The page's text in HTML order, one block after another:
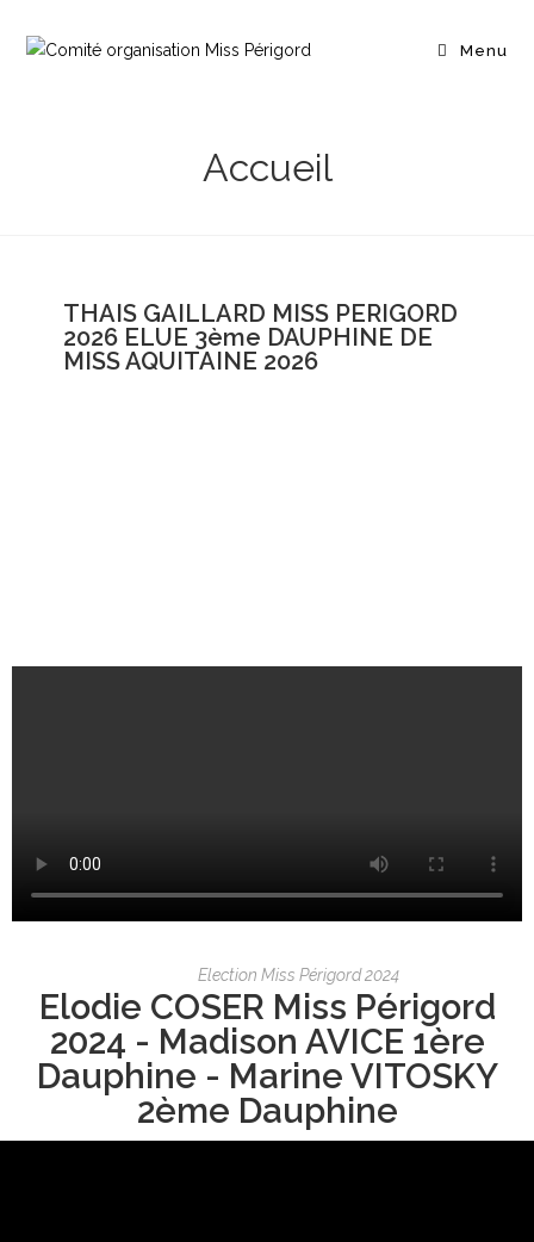
Menu
Accueil
THAIS GAILLARD MISS PERIGORD
2026 ELUE 3ème DAUPHINE DE
MISS AQUITAINE 2026
Election Miss Périgord 2024
Elodie COSER Miss Périgord
2024 - Madison AVICE 1ère
Dauphine - Marine VITOSKY
2ème Dauphine